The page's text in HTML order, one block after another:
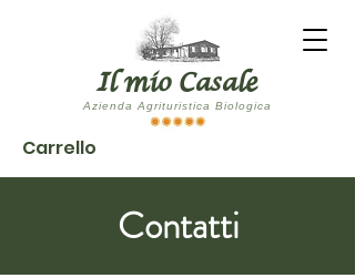
Azienda Agrituristica Biologica
Il mio Casale
Carrello
Contatti